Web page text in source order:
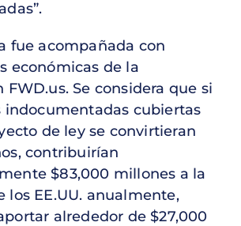
fue acompañada con
económicas de la
FWD.us. Se considera que si
indocumentadas cubiertas
de ley se convirtieran
contribuirían
$83,000 millones a la
los EE.UU. anualmente,
alrededor de $27,000